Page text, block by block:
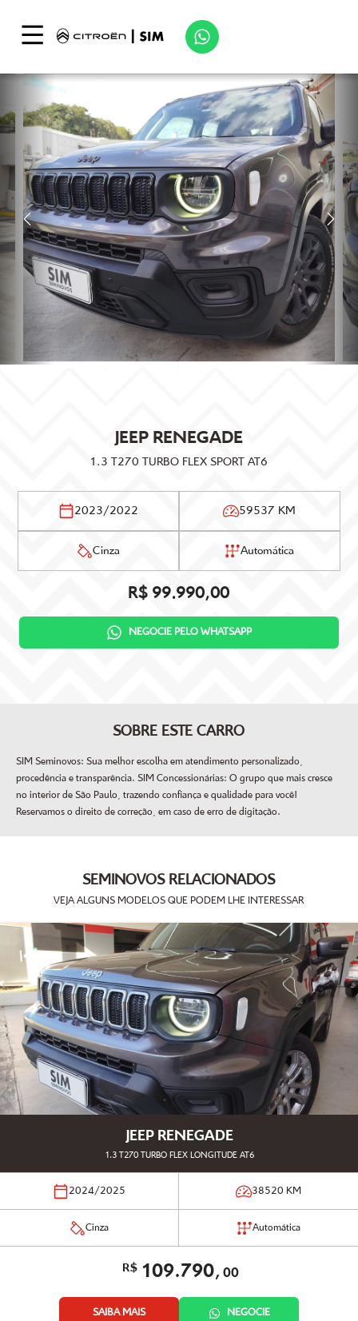
JEEP RENEGADE
1.3 T270 TURBO FLEX SPORT AT6
2023/2022 59537 KM
Cinza Automática
R$ 99.990,00
NEGOCIE PELO WHATSAPP
SOBRE ESTE CARRO
SIM Seminovos: Sua melhor escolha em atendimento personalizado,
procedência e transparência. SIM Concessionárias: O grupo que mais cresce
no interior de São Paulo, trazendo confiança e qualidade para você!
Reservamos o direito de correção, em caso de erro de digitação.
SEMINOVOS RELACIONADOS
VEJA ALGUNS MODELOS QUE PODEM LHE INTERESSAR
JEEP RENEGADE
1.3 T270 TURBO FLEX LONGITUDE AT6
2024/2025 38520 KM
Cinza Automática
R$109.790, 00
SAIBA MAIS NEGOCIE